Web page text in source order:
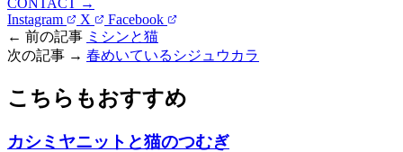
Instagram
X
Facebook
← 前の記事 ミシンと猫
次の記事 → 春めいているシジュウカラ
こちらもおすすめ
カシミヤニットと猫のつむぎ